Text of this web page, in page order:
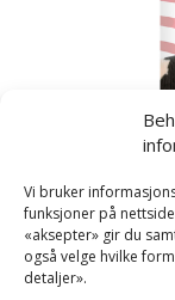
Vi bruker
funksjoner på
«aksepter» gir du
også velge hvilke
detaljer».Kusignal